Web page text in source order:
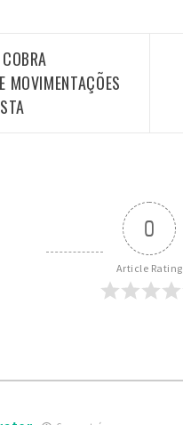
MOVIMENTAÇÕES
0
Article Rating